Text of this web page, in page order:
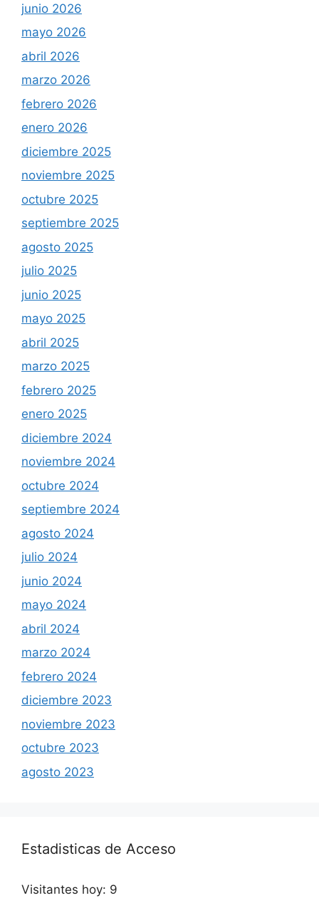
junio 2026
mayo 2026
abril 2026
marzo 2026
febrero 2026
enero 2026
diciembre 2025
noviembre 2025
octubre 2025
septiembre 2025
agosto 2025
julio 2025
junio 2025
mayo 2025
abril 2025
marzo 2025
febrero 2025
enero 2025
diciembre 2024
noviembre 2024
octubre 2024
septiembre 2024
agosto 2024
julio 2024
junio 2024
mayo 2024
abril 2024
marzo 2024
febrero 2024
diciembre 2023
noviembre 2023
octubre 2023
agosto 2023
Estadisticas de Acceso
Visitantes hoy: 9